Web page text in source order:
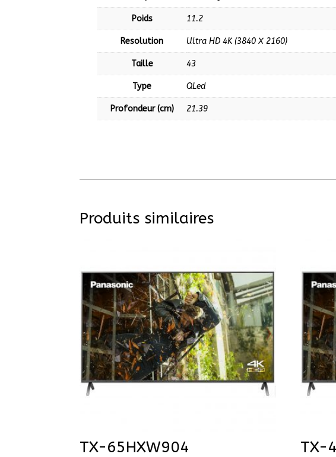
Poids 11.2
Resolution Ultra HD 4K (3840 X 2160)
Taille 43
Type QLed
Profondeur (cm) 21.39
Produits similaires
TX-65HXW904 TX-